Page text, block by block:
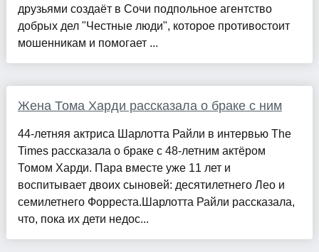
друзьями создаёт в Сочи подпольное агентство
добрых дел "Честные люди", которое противостоит
мошенникам и помогает ...
Жена Тома Харди рассказала о браке с ним
44-летняя актриса Шарлотта Райли в интервью The
Times рассказала о браке с 48-летним актёром
Томом Харди. Пара вместе уже 11 лет и
воспитывает двоих сыновей: десятилетнего Лео и
семилетнего Форреста.Шарлотта Райли рассказала,
что, пока их дети недос...